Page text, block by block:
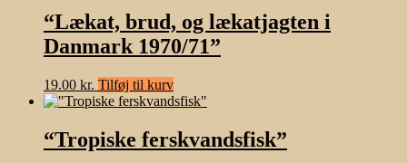
“Lækat, brud, og lækatjagten i
Danmark 1970/71”
19.00 kr. Tilføj til kurv
“Tropiske ferskvandsfisk”